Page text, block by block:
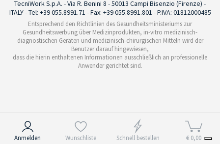
Anmelden Wunschliste Schnell bestellen € 0,00
TecniWork S.p.A. - Via R. Benini 8 - 50013 Campi Bisenzio (Firenze) -
ITALY - Tel: +39 055.8991.71 - Fax: +39 055.8991.801 - P.IVA: 01812000485
Entsprechend den Richtlinien des Gesundheitsministeriums zur
Gesundheitswerbung über Medizinprodukten, in-vitro medizinisch-
diagnostischen Geräten und medizinisch-chirurgischen Mitteln wird der
Benutzer darauf hingewiesen,
dass die hierin enthaltenen Informationen ausschließlich an professionelle
Anwender gerichtet sind.
Hinweis bei Erhebung